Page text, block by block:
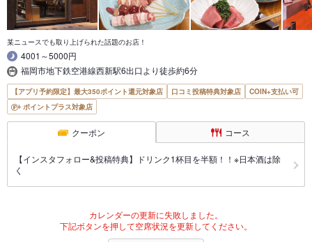
某ニュースでも取り上げられた話題のお店！
4001～5000円
福岡市地下鉄空港線西新駅6出口より徒歩約6分
【アプリ予約限定】最大350ポイント還元対象店 口コミ投稿特典対象店
COIN+支払い可
ポイントプラス対象店
クーポン コース
【インスタフォロー&投稿特典】ドリンク1杯目を半額！！※日本酒は除
く
カレンダーの更新に失敗しました。
下記ボタンを押して空席状況を更新してください。